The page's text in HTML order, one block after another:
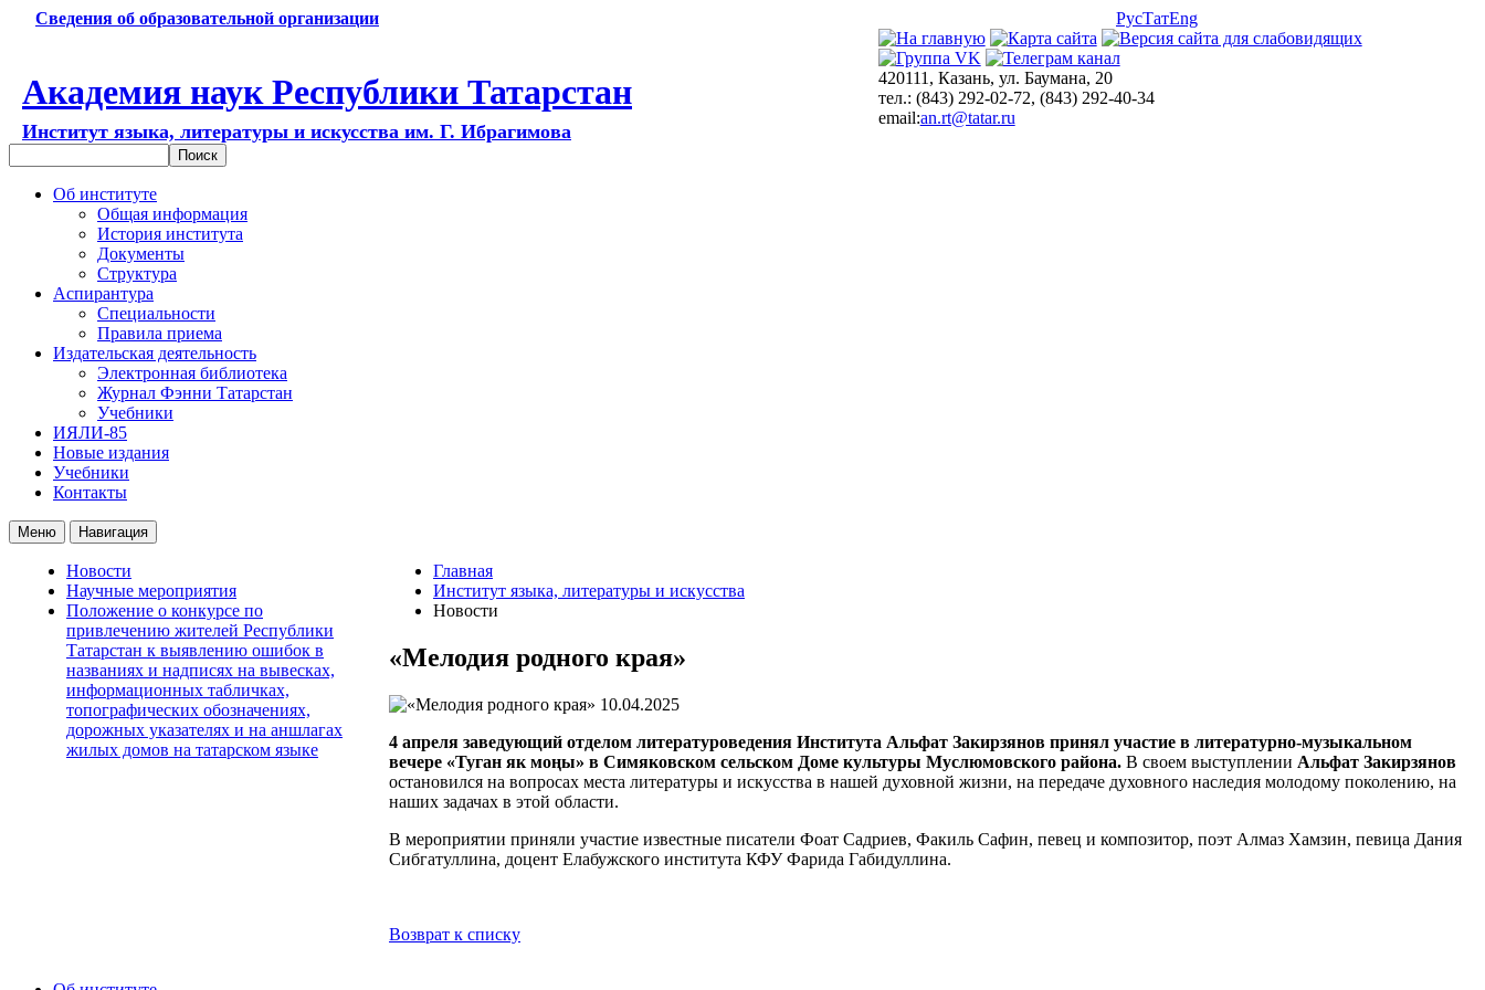
Сведения об образовательной организации РусТатEng
Академия наук Республики Татарстан
Институт языка, литературы и искусства им. Г. Ибрагимова
420111, Казань, ул. Баумана, 20
тел.: (843) 292-02-72, (843) 292-40-34
email:an.rt@tatar.ru
Об институте
Общая информация
История института
Документы
Структура
Аспирантура
Специальности
Правила приема
Издательская деятельность
Электронная библиотека
Журнал Фэнни Татарстан
Учебники
ИЯЛИ-85
Новые издания
Учебники
Контакты
Меню Навигация
Новости
Научные мероприятия
Положение о конкурсе по
привлечению жителей Республики
Татарстан к выявлению ошибок в
названиях и надписях на вывесках,
информационных табличках,
топографических обозначениях,
дорожных указателях и на аншлагах
жилых домов на татарском языке
Главная
Институт языка, литературы и искусства
Новости
«Мелодия родного края»
10.04.2025
4 апреля заведующий отделом литературоведения Института Альфат Закирзянов принял участие в литературно-музыкальном
вечере «Туган як моңы» в Симяковском сельском Доме культуры Муслюмовского района. В своем выступлении Альфат Закирзянов
остановился на вопросах места литературы и искусства в нашей духовной жизни, на передаче духовного наследия молодому поколению, на
наших задачах в этой области.
В мероприятии приняли участие известные писатели Фоат Садриев, Факиль Сафин, певец и композитор, поэт Алмаз Хамзин, певица Дания
Сибгатуллина, доцент Елабужского института КФУ Фарида Габидуллина.
Возврат к списку